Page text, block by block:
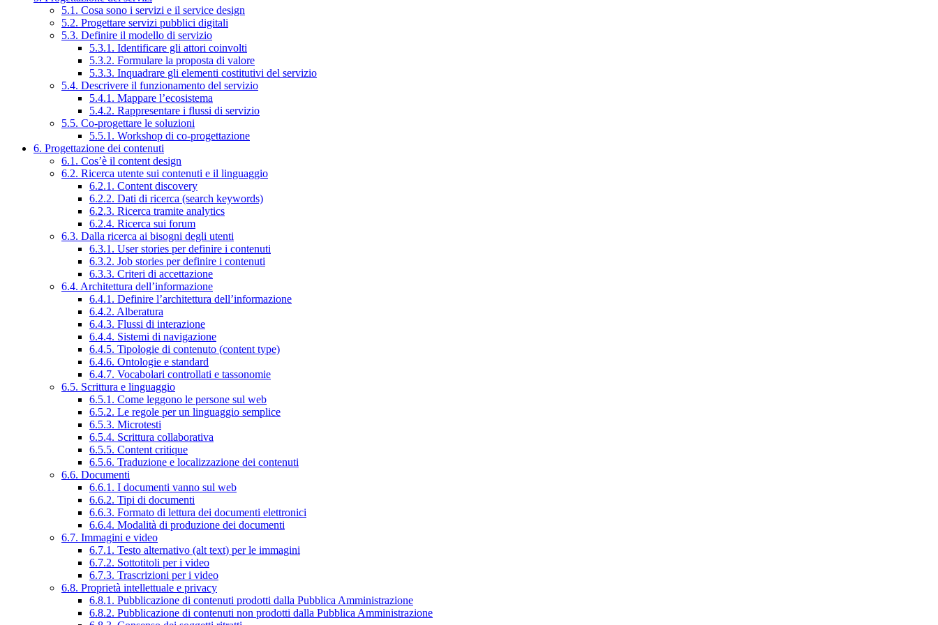
5.1. Cosa sono i servizi e il service design
5.2. Progettare servizi pubblici digitali
5.3. Definire il modello di servizio
5.3.1. Identificare gli attori coinvolti
5.3.2. Formulare la proposta di valore
5.3.3. Inquadrare gli elementi costitutivi del servizio
5.4. Descrivere il funzionamento del servizio
5.4.1. Mappare l’ecosistema
5.4.2. Rappresentare i flussi di servizio
5.5. Co-progettare le soluzioni
5.5.1. Workshop di co-progettazione
6. Progettazione dei contenuti
6.1. Cos’è il content design
6.2. Ricerca utente sui contenuti e il linguaggio
6.2.1. Content discovery
6.2.2. Dati di ricerca (search keywords)
6.2.3. Ricerca tramite analytics
6.2.4. Ricerca sui forum
6.3. Dalla ricerca ai bisogni degli utenti
6.3.1. User stories per definire i contenuti
6.3.2. Job stories per definire i contenuti
6.3.3. Criteri di accettazione
6.4. Architettura dell’informazione
6.4.1. Definire l’architettura dell’informazione
6.4.2. Alberatura
6.4.3. Flussi di interazione
6.4.4. Sistemi di navigazione
6.4.5. Tipologie di contenuto (content type)
6.4.6. Ontologie e standard
6.4.7. Vocabolari controllati e tassonomie
6.5. Scrittura e linguaggio
6.5.1. Come leggono le persone sul web
6.5.2. Le regole per un linguaggio semplice
6.5.3. Microtesti
6.5.4. Scrittura collaborativa
6.5.5. Content critique
6.5.6. Traduzione e localizzazione dei contenuti
6.6. Documenti
6.6.1. I documenti vanno sul web
6.6.2. Tipi di documenti
6.6.3. Formato di lettura dei documenti elettronici
6.6.4. Modalità di produzione dei documenti
6.7. Immagini e video
6.7.1. Testo alternativo (alt text) per le immagini
6.7.2. Sottotitoli per i video
6.7.3. Trascrizioni per i video
6.8. Proprietà intellettuale e privacy
6.8.1. Pubblicazione di contenuti prodotti dalla Pubblica Amministrazione
6.8.2. Pubblicazione di contenuti non prodotti dalla Pubblica Amministrazione